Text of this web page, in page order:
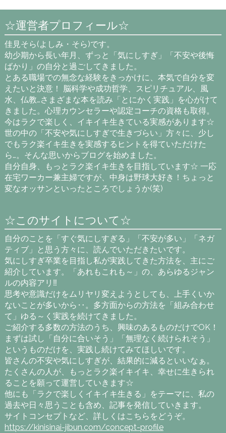
☆運営者プロフィール☆
佳見そら(よしみ・そら)です。
幼少期から長い年月、ずっと「気にしすぎ」「不安や後悔
ばかり」の自分と過ごしてきました。
とある職場での無念な経験をきっかけに、本気で自分を変
えたいと決意！ 脳科学や成功哲学、スピリチュアル、風
水、仏教…さまざまな本を読み「とにかく実践」を心がけて
きました。心理カウンセラーや認定コーチの資格も取得。
今はラクで楽しく、イキイキ生きている実感があります☆
世の中の「不安や気にしすぎで生きづらい」方々に、少し
でもラク楽イキ生きを実感するヒントを得ていただけた
ら…。そんな思いからブログを始めました。
自分自身、もっとラク楽イキ生きを目指しています☆ 一応
在宅ワーカー兼主婦ですが、中身は野球大好き！ちょっと
変なオッサンといったところでしょうか(笑)
☆このサイトについて☆
自分のことを「すぐ気にしすぎる」「不安が多い」「ネガ
ティブ」と思う方々に、読んでいただきたいです。
気にしすぎ卒業を目指し私が実践してきた方法を、主にご
紹介しています。「あれもこれも～」の、あらゆるジャン
ルの内容アリ‼
思考や意識だけをムリヤリ変えようとしても、上手くいか
ないことが多いから‥。多方面からの方法を「組み合わせ
て」ゆる～く実践を続けてきました。
ご紹介する多数の方法のうち、興味のあるものだけでOK！
まずは試し「自分に合いそう」「無理なく続けられそう」
というものだけを、実践し続けてみてほしいです。
皆さんの不安や気にしすぎが、結果的に減るといいなぁ。
たくさんの人が、もっとラク楽イキイキ、幸せに生きられ
ることを願って運営していきます☆
他にも「ラクで楽しくイキイキ生きる」をテーマに、私の
過去や日々思うことも含め、記事を発信していきます。
サイトコンセプトなど、詳しくはこちらをどうぞ。
https://kinisinai-jibun.com/concept-profile